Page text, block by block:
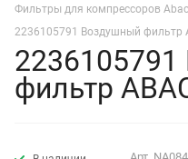
Фильтры для компрессоров Abac
2236105791 Воздушный фильтр
фильтр